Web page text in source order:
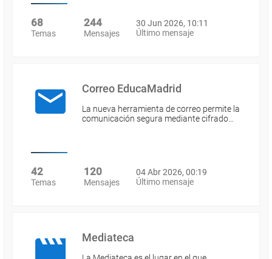
68
Temas
244
Mensajes
30 Jun 2026, 10:11
Último mensaje
Correo EducaMadrid
La nueva herramienta de correo permite la
comunicación segura mediante cifrado…
42
Temas
120
Mensajes
04 Abr 2026, 00:19
Último mensaje
Mediateca